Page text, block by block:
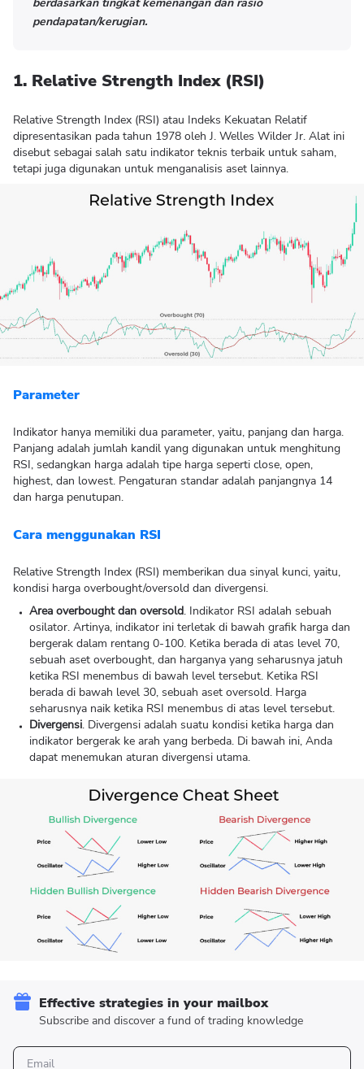
pendapatan/kerugian.
1. Relative Strength Index (RSI)
Relative Strength Index (RSI) atau Indeks Kekuatan Relatif
dipresentasikan pada tahun 1978 oleh J. Welles Wilder Jr. Alat ini
disebut sebagai salah satu indikator teknis terbaik untuk saham,
tetapi juga digunakan untuk menganalisis aset lainnya.
Parameter
Indikator hanya memiliki dua parameter, yaitu, panjang dan harga.
Panjang adalah jumlah kandil yang digunakan untuk menghitung
RSI, sedangkan harga adalah tipe harga seperti close, open,
highest, dan lowest. Pengaturan standar adalah panjangnya 14
dan harga penutupan.
Cara menggunakan RSI
Relative Strength Index (RSI) memberikan dua sinyal kunci, yaitu,
kondisi harga overbought/oversold dan divergensi.
Area overbought dan oversold. Indikator RSI adalah sebuah
osilator. Artinya, indikator ini terletak di bawah grafik harga dan
bergerak dalam rentang 0-100. Ketika berada di atas level 70,
sebuah aset overbought, dan harganya yang seharusnya jatuh
ketika RSI menembus di bawah level tersebut. Ketika RSI
berada di bawah level 30, sebuah aset oversold. Harga
seharusnya naik ketika RSI menembus di atas level tersebut.
Divergensi. Divergensi adalah suatu kondisi ketika harga dan
indikator bergerak ke arah yang berbeda. Di bawah ini, Anda
dapat menemukan aturan divergensi utama.
Effective strategies in your mailbox
Subscribe and discover a fund of trading knowledge